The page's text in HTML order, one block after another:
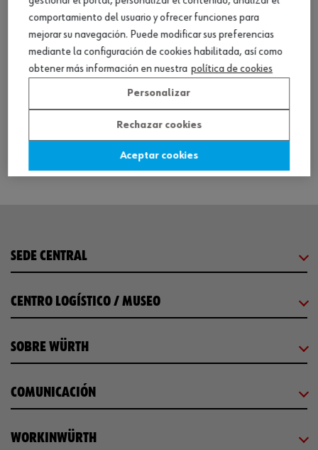
sujeción de conductos de cables w-kkb plus
sujeción de conductos de cables w-kkb plus
5 productos
Consultar versiones
SEDE CENTRAL
CENTRO LOGÍSTICO / MUSEO
SOBRE WÜRTH
COMUNICACIÓN
WORKINWÜRTH
comportamiento del usuario y ofrecer funciones para
mejorar su navegación. Puede modificar sus preferencias
mediante la configuración de cookies habilitada, así como
obtener más información en nuestra política de cookies
Personalizar
Rechazar cookies
Aceptar cookies